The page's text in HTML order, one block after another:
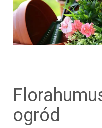
florahumus – działka i
ogród